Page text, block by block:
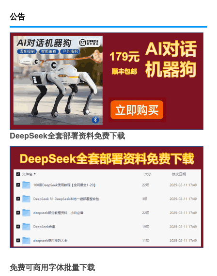
公告
DeepSeek全套部署资料免费下载
免费可商用字体批量下载